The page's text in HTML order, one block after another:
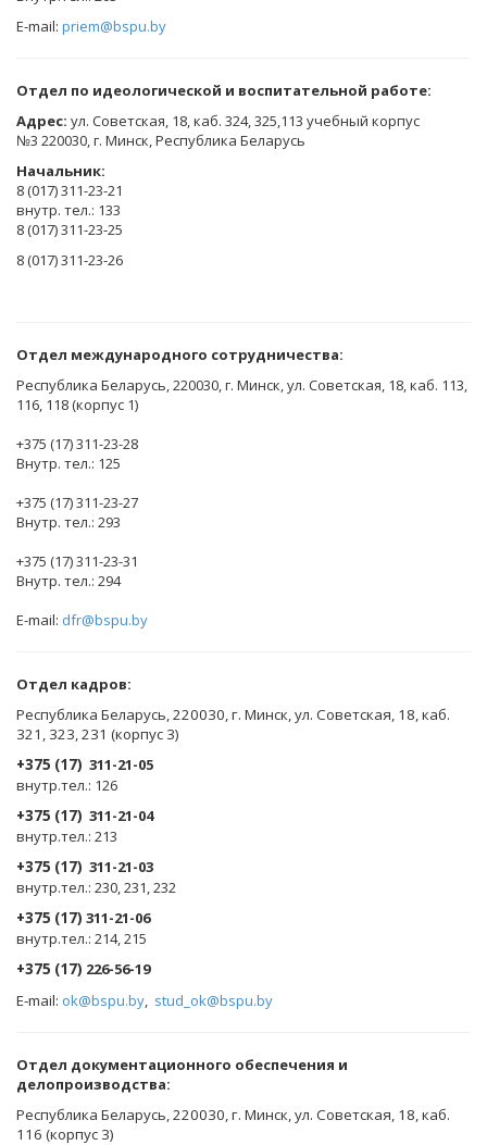
E-mail: priem@bspu.by
Отдел по идеологической и воспитательной работе:
Адрес: ул. Советская, 18, каб. 324, 325,113 учебный корпус
№3 220030, г. Минск, Республика Беларусь
Начальник:
8 (017) 311-23-21
внутр. тел.: 133
8 (017) 311-23-25
8 (017) 311-23-26
Отдел международного сотрудничества:
Республика Беларусь, 220030, г. Минск, ул. Советская, 18, каб. 113,
116, 118 (корпус 1)
+375 (17) 311-23-28
Внутр. тел.: 125
+375 (17) 311-23-27
Внутр. тел.: 293
+375 (17) 311-23-31
Внутр. тел.: 294
E-mail: dfr@bspu.by
Отдел кадров:
Республика Беларусь, 220030, г. Минск, ул. Советская, 18, каб.
321, 323, 231 (корпус 3)
+375 (17) 311-21-05
внутр.тел.: 126
+375 (17) 311-21-04
внутр.тел.: 213
+375 (17) 311-21-03
внутр.тел.: 230, 231, 232
+375 (17) 311-21-06
внутр.тел.: 214, 215
+375 (17) 226-56-19
E-mail: ok@bspu.by, stud_ok@bspu.by
Oтдел документационного обеспечения и
делопроизводства:
Республика Беларусь, 220030, г. Минск, ул. Советская, 18, каб.
116 (корпус 3)